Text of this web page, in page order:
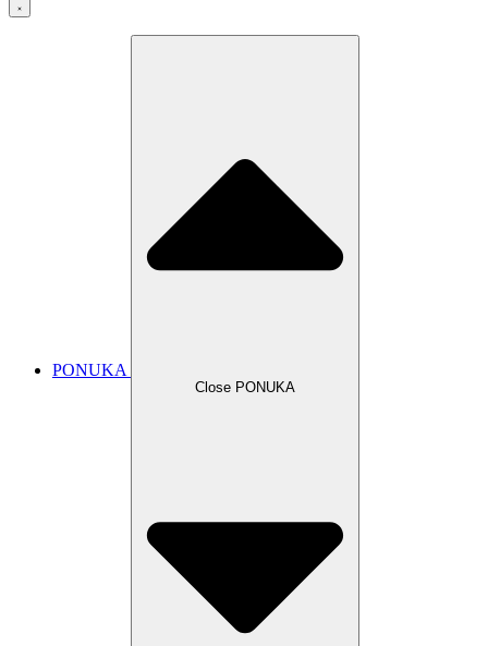
PONUKA
Close PONUKA